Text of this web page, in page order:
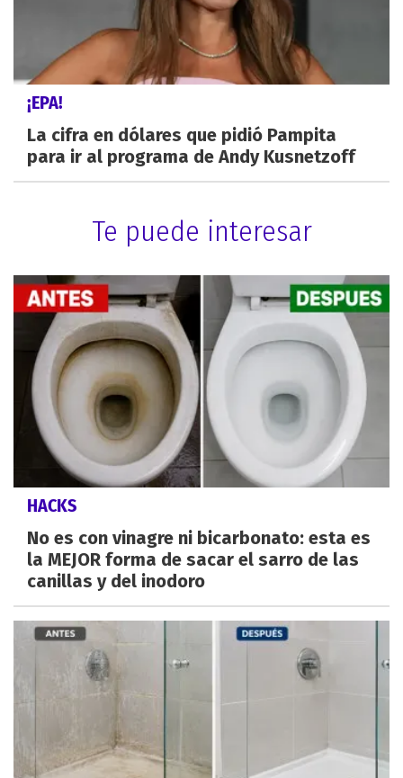
¡EPA!
La cifra en dólares que pidió Pampita
para ir al programa de Andy Kusnetzoff
Te puede interesar
HACKS
No es con vinagre ni bicarbonato: esta es
la MEJOR forma de sacar el sarro de las
canillas y del inodoro